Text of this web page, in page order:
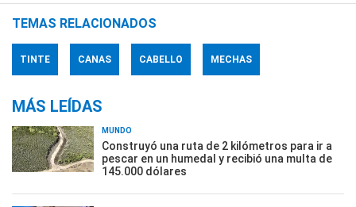
TEMAS RELACIONADOS
TINTE CANAS CABELLO MECHAS
MÁS LEÍDAS
MUNDO
Construyó una ruta de 2 kilómetros para ir a
pescar en un humedal y recibió una multa de
145.000 dólares